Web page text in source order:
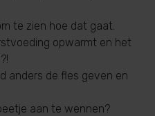
te zien hoe dat gaat.
opwarmt en het
anders de fles geven en
aan te wennen?